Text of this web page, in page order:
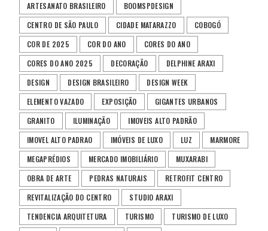
ARTESANATO BRASILEIRO
BOOMSPDESIGN
CENTRO DE SÃO PAULO
CIDADE MATARAZZO
COBOGÓ
COR DE 2025
COR DO ANO
CORES DO ANO
CORES DO ANO 2025
DECORAÇÃO
DELPHINE ARAXI
DESIGN
DESIGN BRASILEIRO
DESIGN WEEK
ELEMENTO VAZADO
EXPOSIÇÃO
GIGANTES URBANOS
GRANITO
ILUMINAÇÃO
IMOVEIS ALTO PADRÃO
IMOVEL ALTO PADRAO
IMÓVEIS DE LUXO LUZ
MARMORE
MEGAPRÉDIOS
MERCADO IMOBILIÁRIO
MUXARABI
OBRA DE ARTE
PEDRAS NATURAIS
RETROFIT CENTRO
REVITALIZAÇÃO DO CENTRO
STUDIO ARAXI
TENDENCIA ARQUITETURA
TURISMO
TURISMO DE LUXO